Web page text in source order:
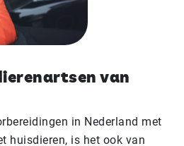
van
in Nederland met
huisdieren, is het ook van